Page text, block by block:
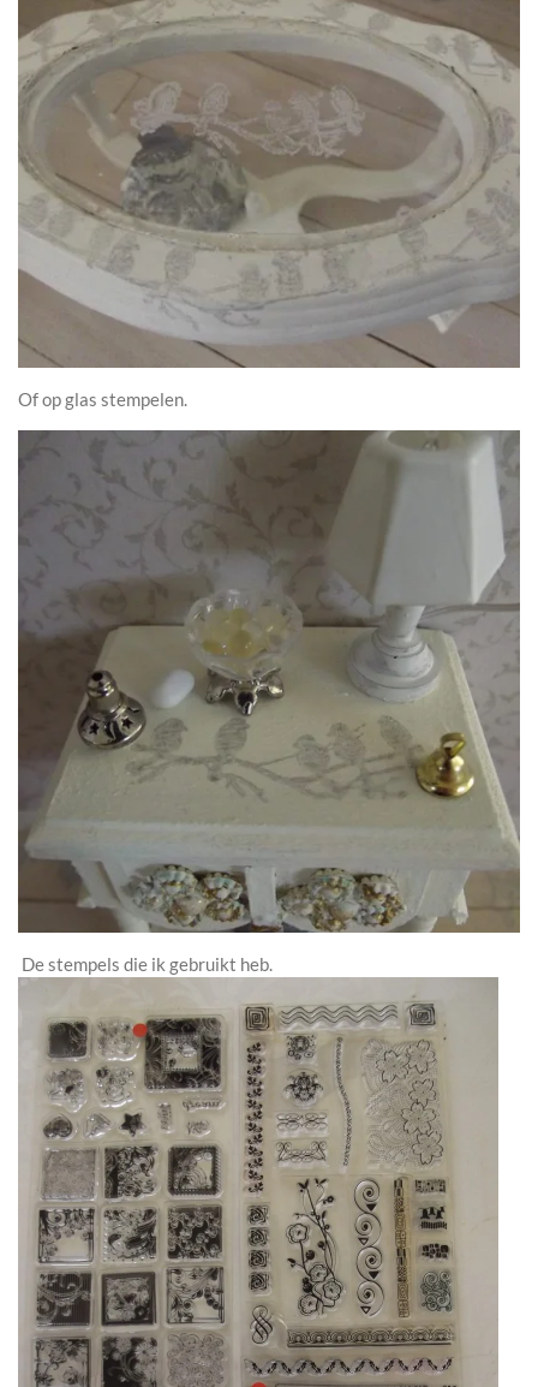
Of op glas stempelen.
De stempels die ik gebruikt heb.